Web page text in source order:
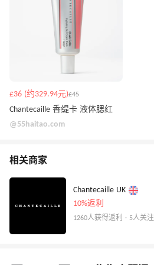
£36 (约329.94元)£45
Chantecaille 香缇卡 液体腮红
@55haitao.com
相关商家
Chantecaille UK
10%返利
1260人获得返利 · 5人关注